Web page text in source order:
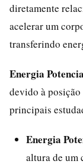
diretamente
acelerar um
transferindo
Energia
devido à
principais
Energia
altura de um